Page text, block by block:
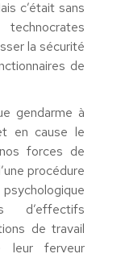
c’était sans
la sécurité
de
gendarme à
en cause le
forces de
procédure
d’effectifs
de travail
leur ferveur